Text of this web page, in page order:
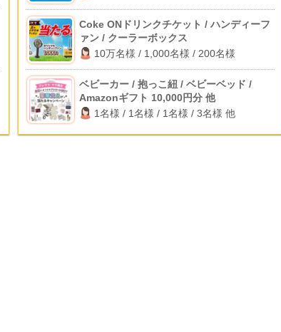
Coke ONドリンクチケット / ハンディーフ
ァン / クーラーボックス
10万名様 / 1,000名様 / 200名様
ベビーカー / 抱っこ紐 / ベビーベッド /
Amazonギフト 10,000円分 他
1名様 / 1名様 / 1名様 / 3名様 他